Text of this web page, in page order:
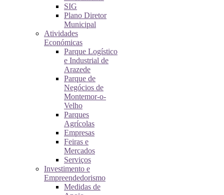
SIG
Plano Diretor
Municipal
Atividades
Económicas
Parque Logístico
e Industrial de
Arazede
Parque de
Negócios de
Montemor-o-
Velho
Parques
Agrícolas
Empresas
Feiras e
Mercados
Serviços
Investimento e
Empreendedorismo
Medidas de